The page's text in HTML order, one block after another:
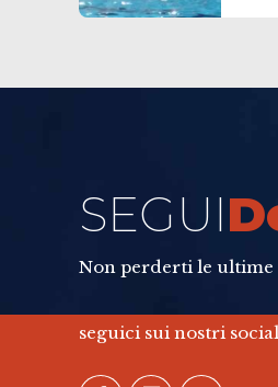
SEGUI
Non perderti le ultime
seguici sui nostri